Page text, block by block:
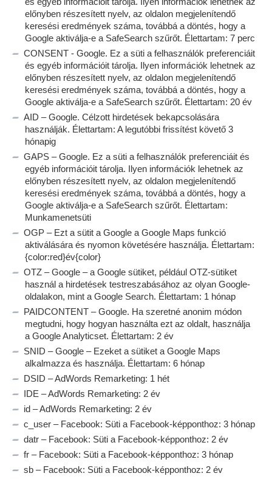
előnyben részesített nyelv, az oldalon megjelenítendő
keresési eredmények száma, továbbá a döntés, hogy a
Google aktiválja-e a SafeSearch szűrőt. Élettartam: 7 perc
CONSENT - Google. Ez a süti a felhasználók preferenciáit
és egyéb információit tárolja. Ilyen információk lehetnek az
előnyben részesített nyelv, az oldalon megjelenítendő
keresési eredmények száma, továbbá a döntés, hogy a
Google aktiválja-e a SafeSearch szűrőt. Élettartam: 20 év
AID – Google. Célzott hirdetések bekapcsolására
használják. Élettartam: A legutóbbi frissítést követő 3
hónapig
GAPS – Google. Ez a süti a felhasználók preferenciáit és
egyéb információit tárolja. Ilyen információk lehetnek az
előnyben részesített nyelv, az oldalon megjelenítendő
keresési eredmények száma, továbbá a döntés, hogy a
Google aktiválja-e a SafeSearch szűrőt. Élettartam:
Munkamenetsüti
OGP – Ezt a sütit a Google a Google Maps funkció
aktiválására és nyomon követésére használja. Élettartam:
{color:red}év{color}
OTZ – Google – a Google sütiket, például OTZ-sütiket
használ a hirdetések testreszabásához az olyan Google-
oldalakon, mint a Google Search. Élettartam: 1 hónap
PAIDCONTENT – Google. Ha szeretné anonim módon
megtudni, hogy hogyan használta ezt az oldalt, használja
a Google Analyticset. Élettartam: 2 év
SNID – Google – Ezeket a sütiket a Google Maps
alkalmazza és használja. Élettartam: 6 hónap
DSID – AdWords Remarketing: 1 hét
IDE – AdWords Remarketing: 2 év
id – AdWords Remarketing: 2 év
c_user – Facebook: Süti a Facebook-képponthoz: 3 hónap
datr – Facebook: Süti a Facebook-képponthoz: 2 év
fr – Facebook: Süti a Facebook-képponthoz: 3 hónap
sb – Facebook: Süti a Facebook-képponthoz: 2 év